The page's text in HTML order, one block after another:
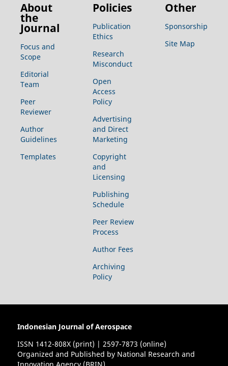
About
the
Journal
Focus and
Scope
Editorial
Team
Peer
Reviewer
Author
Guidelines
Templates
Policies
Publication
Ethics
Research
Misconduct
Open
Access
Policy
Advertising
and Direct
Marketing
Copyright
and
Licensing
Publishing
Schedule
Peer Review
Process
Author Fees
Archiving
Policy
Other
Sponsorship
Site Map
Indonesian Journal of Aerospace
ISSN 1412-808X (print) | 2597-7873 (online)
Organized and Published by National Research and